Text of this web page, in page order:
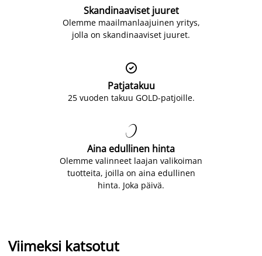
Skandinaaviset juuret
Olemme maailmanlaajuinen yritys,
jolla on skandinaaviset juuret.

Patjatakuu
25 vuoden takuu GOLD-patjoille.

Aina edullinen hinta
Olemme valinneet laajan valikoiman
tuotteita, joilla on aina edullinen
hinta. Joka päivä.
Viimeksi katsotut